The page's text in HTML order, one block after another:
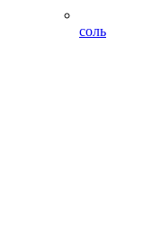
соль